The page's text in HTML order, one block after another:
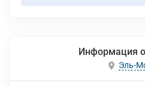
Информация
Эль-